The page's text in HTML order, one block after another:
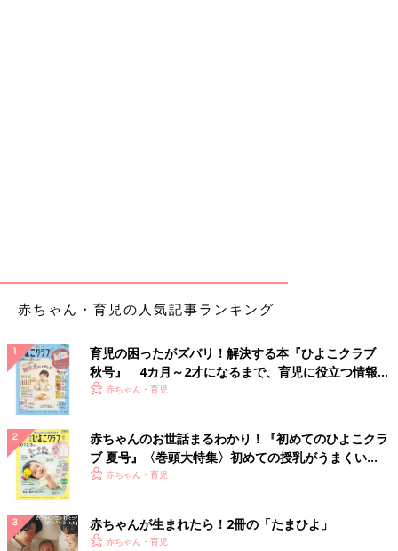
赤ちゃん・育児の人気記事ランキング
育児の困ったがズバリ！解決する本『ひよこクラブ
秋号』 4カ月～2才になるまで、育児に役立つ情報が
いっぱい！
赤ちゃん・育児
赤ちゃんのお世話まるわかり！『初めてのひよこクラ
ブ 夏号』〈巻頭大特集〉初めての授乳がうまくい
く！ おっぱい・ミルクの基本と夏のトラブル 解決テ
赤ちゃん・育児
赤ちゃんが生まれたら！2冊の「たまひよ」
赤ちゃん・育児